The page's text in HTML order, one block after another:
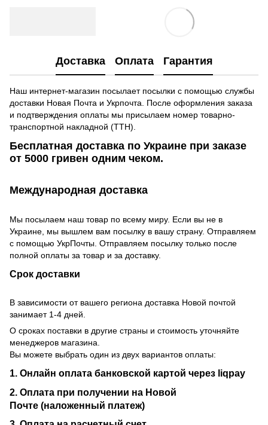
Доставка Оплата Гарантия
Наш интернет-магазин посылает посылки с помощью службы
доставки Новая Почта и Укрпочта. После оформления заказа
и подтверждения оплаты мы присылаем номер товарно-
транспортной накладной (ТТН).
Бесплатная доставка по Украине при заказе
от 5000 гривен одним чеком.
Международная доставка
Мы посылаем наш товар по всему миру. Если вы не в
Украине, мы вышлем вам посылку в вашу страну. Отправляем
с помощью УкрПочты. Отправляем посылку только после
полной оплаты за товар и за доставку.
Срок доставки
В зависимости от вашего региона доставка Новой почтой
занимает 1-4 дней.
О сроках поставки в другие страны и стоимость уточняйте
менеджеров магазина.
Вы можете выбрать один из двух вариантов оплаты:
1. Онлайн оплата банковской картой через liqpay
2. Оплата при получении на Новой
Почте (наложенный платеж)